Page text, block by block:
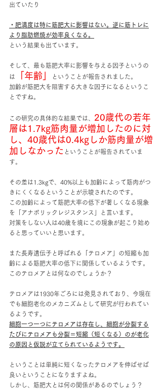
出ていたり
・肥満度は特に筋肥大に影響はない。逆に筋トレに
より脂肪燃焼が効率良くなる。
という結果も出ています。
そして、最も筋肥大率に影響を与える因子というの
は
「年齢」
ということが報告されました。
加齢が筋肥大を阻害する大きな因子になるというこ
とですね。
この研究の具体的な結果では、 20歳代の若年
層は1.7kg筋肉量が増加したのに対
し、40歳代は0.4kgしか筋肉量が増
加しなかった ということが報告されていま
す。
その差は1.3kgで、40%以上も加齢によって筋肉がつ
きにくくなるということが示唆されたのです。
この加齢によって筋肥大率の低下が著しくなる現象
を「アナボリックレジスタンス」と言います。
対策をしない人は40歳を境にこの現象が起こり始め
ると思っていいと思います。
また長寿遺伝子と呼ばれる「テロメア」の短縮も加
齢による筋肥大率の低下に関係しているようです。
このテロメアとは何なのでしょうか？
テロメアは1930年ごろには発見されており、今現在
でも細胞老化のメカニズムとして研究が行われてい
るようです。
細胞一つ一つにテロメアは存在し、細胞が分裂する
たびにテロメアも分裂＝短縮（短くなる）のが老化
の原因と仮説が立てられているようです。
ということは単純に短くなったテロメアを伸ばせば
良いということになりますよね。
しかし、筋肥大とは何の関係があるのでしょう？